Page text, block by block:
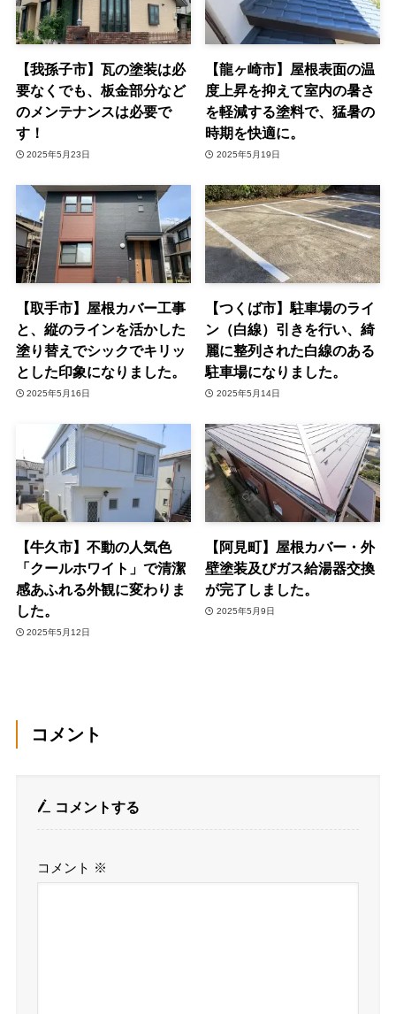
【我孫子市】瓦の塗装は必
要なくでも、板金部分など
のメンテナンスは必要で
す！
2025年5月23日
【龍ヶ崎市】屋根表面の温
度上昇を抑えて室内の暑さ
を軽減する塗料で、猛暑の
時期を快適に。
2025年5月19日
【取手市】屋根カバー工事
と、縦のラインを活かした
塗り替えでシックでキリッ
とした印象になりました。
2025年5月16日
【つくば市】駐車場のライ
ン（白線）引きを行い、綺
麗に整列された白線のある
駐車場になりました。
2025年5月14日
【牛久市】不動の人気色
「クールホワイト」で清潔
感あふれる外観に変わりま
した。
2025年5月12日
【阿見町】屋根カバー・外
壁塗装及びガス給湯器交換
が完了しました。
2025年5月9日
コメント
コメントする
コメント ※